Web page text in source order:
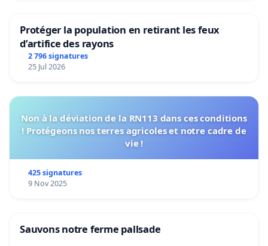
Protéger la population en retirant les feux
d’artifice des rayons
2 796 signatures
25 Jul 2026
Non à la déviation de la RN113 dans ces conditions
! Protégeons nos terres agricoles et notre cadre de
vie !
425 signatures
9 Nov 2025
Sauvons notre ferme pallsade